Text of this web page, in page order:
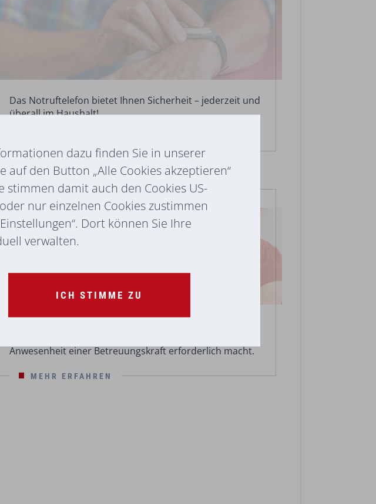
Das Notruftelefon bietet Ihnen Sicherheit – jederzeit und
überall im Haushalt!
MEHR ERFAHREN
24 Stunden Betreuung
Anwesenheit einer Betreuungskraft erforderlich macht.
MEHR ERFAHREN
dazu finden Sie in unserer
auf den Button „Alle Cookies akzeptieren“
stimmen damit auch den Cookies US-
nur einzelnen Cookies zustimmen
Dort können Sie Ihre
verwalten.
ICH STIMME ZU